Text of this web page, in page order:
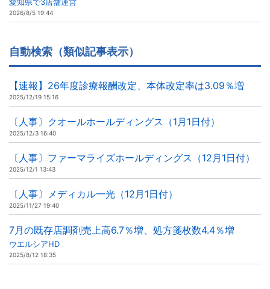
2026/8/5 19:44
自動検索（類似記事表示）
【速報】26年度診療報酬改定、本体改定率は3.09％増
2025/12/19 15:16
〔人事〕クオールホールディングス（1月1日付）
2025/12/3 16:40
〔人事〕ファーマライズホールディングス（12月1日付）
2025/12/1 13:43
〔人事〕メディカル一光（12月1日付）
2025/11/27 19:40
7月の既存店調剤売上高6.7％増、処方箋枚数4.4％増
ウエルシアHD
2025/8/12 18:35